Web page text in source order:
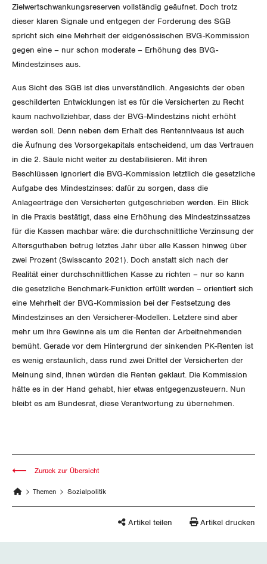
Jugendkommission
Migrationskommission
Freiburg
Genf
Glarus
Graubünden
Schwyz
St. Gallen-Appenzell
Uri
OFFENE STELLEN
AGENDA
Dossier
Vernehmlassungen
Bücher/Broschüren
Zielwertschwankungsreserven vollständig geäufnet. Doch trotz
dieser klaren Signale und entgegen der Forderung des SGB
spricht sich eine Mehrheit der eidgenössischen BVG-Kommission
gegen eine – nur schon moderate – Erhöhung des BVG-
Mindestzinses aus.
Aus Sicht des SGB ist dies unverständlich. Angesichts der oben
geschilderten Entwicklungen ist es für die Versicherten zu Recht
kaum nachvollziehbar, dass der BVG-Mindestzins nicht erhöht
werden soll. Denn neben dem Erhalt des Rentenniveaus ist auch
die Äufnung des Vorsorgekapitals entscheidend, um das Vertrauen
in die 2. Säule nicht weiter zu destabilisieren. Mit ihren
Beschlüssen ignoriert die BVG-Kommission letztlich die gesetzliche
Aufgabe des Mindestzinses: dafür zu sorgen, dass die
Anlageerträge den Versicherten gutgeschrieben werden. Ein Blick
in die Praxis bestätigt, dass eine Erhöhung des Mindestzinssatzes
für die Kassen machbar wäre: die durchschnittliche Verzinsung der
Altersguthaben betrug letztes Jahr über alle Kassen hinweg über
zwei Prozent (Swisscanto 2021). Doch anstatt sich nach der
Realität einer durchschnittlichen Kasse zu richten – nur so kann
die gesetzliche Benchmark-Funktion erfüllt werden – orientiert sich
eine Mehrheit der BVG-Kommission bei der Festsetzung des
Mindestzinses an den Versicherer-Modellen. Letztere sind aber
mehr um ihre Gewinne als um die Renten der Arbeitnehmenden
bemüht. Gerade vor dem Hintergrund der sinkenden PK-Renten ist
es wenig erstaunlich, dass rund zwei Drittel der Versicherten der
Meinung sind, ihnen würden die Renten geklaut. Die Kommission
hätte es in der Hand gehabt, hier etwas entgegenzusteuern. Nun
bleibt es am Bundesrat, diese Verantwortung zu übernehmen.
Themen Sozialpolitik
Zurück zur Übersicht
Artikel teilen Artikel drucken